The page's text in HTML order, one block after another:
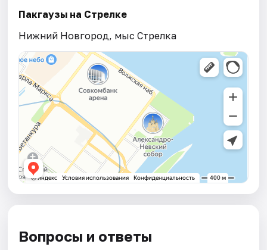
Пакгаузы на Стрелке
Нижний Новгород, мыс Стрелка
Вопросы и ответы